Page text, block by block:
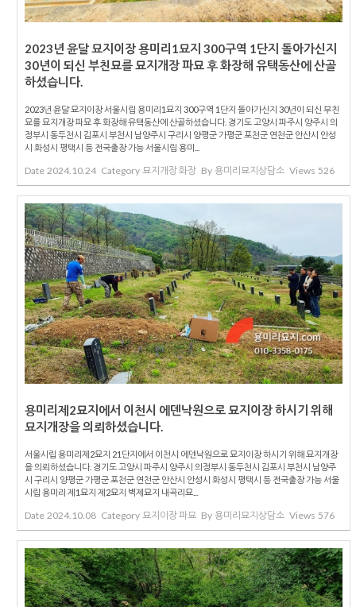
2023년 윤달 묘지이장 용미리1묘지 300구역 1단지 돌아가신지
30년이 되신 부친묘를 묘지개장 파묘 후 화장해 유택동산에 산골
하셨습니다.
2023년 윤달 묘지이장 서울시립 용미리1묘지 300구역 1단지 돌아가신지 30년이 되신 부친
묘를 묘지개장 파묘 후 화장해 유택동산에 산골하셨습니다. 경기도 고양시 파주시 양주시 의
정부시 동두천시 김포시 부천시 남양주시 구리시 양평군 가평군 포천군 연천군 안산시 안성
시 화성시 평택시 등 전국출장 가능 서울시립 용미...
Date 2024.10.24 Category 묘지개장 화장 By 용미리묘지상담소 Views 526
용미리제2묘지에서 이천시 에덴낙원으로 묘지이장 하시기 위해
묘지개장을 의뢰하셨습니다.
서울시립 용미리제2묘지 21단지에서 이천시 에덴낙원으로 묘지이장 하시기 위해 묘지개장
을 의뢰하셨습니다. 경기도 고양시 파주시 양주시 의정부시 동두천시 김포시 부천시 남양주
시 구리시 양평군 가평군 포천군 연천군 안산시 안성시 화성시 평택시 등 전국출장 가능 서울
시립 용미리 제1묘지 제2묘지 벽제묘지 내곡리묘...
Date 2024.10.08 Category 묘지이장 파묘 By 용미리묘지상담소 Views 576